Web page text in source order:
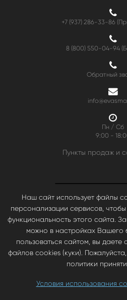
+7 (937) 286-33-86
8 (800) 550-04-94
Обратный
Пн / Сб
9:00 -
Пункты продаж и
Наш сайт использует файлы
персонализации сервисов,
функциональность этого сайта.
можно в настройках Вашего
пользоваться сайтом, вы даете
файлов cookies (куки).
политики
Условия использования